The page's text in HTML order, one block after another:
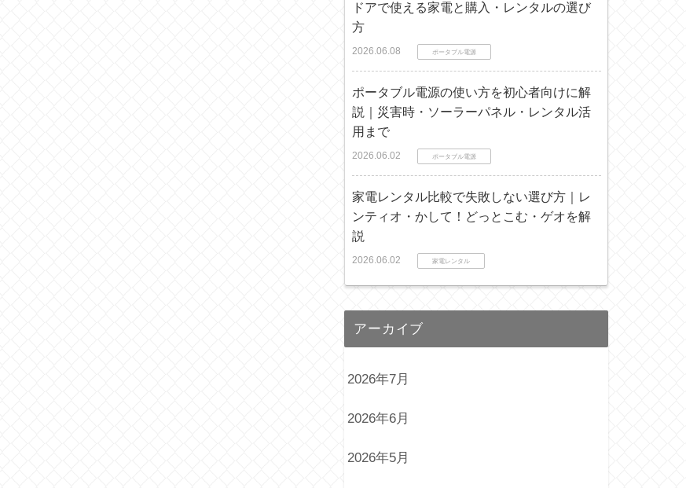
ドアで使える家電と購入・レンタルの選び
方
2026.06.08 ポータブル電源
ポータブル電源の使い方を初心者向けに解
説｜災害時・ソーラーパネル・レンタル活
用まで
2026.06.02 ポータブル電源
家電レンタル比較で失敗しない選び方｜レ
ンティオ・かして！どっとこむ・ゲオを解
説
2026.06.02 家電レンタル
アーカイブ
2026年7月
2026年6月
2026年5月